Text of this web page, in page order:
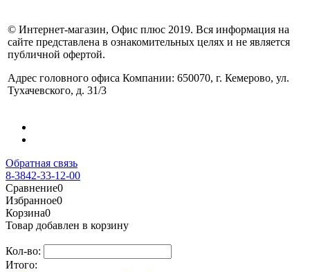
© Интернет-магазин, Офис плюс 2019. Вся информация на
сайте представлена в ознакомительных целях и не является
публичной офертой.
Адрес головного офиса Компании: 650070, г. Кемерово, ул.
Тухачевского, д. 31/3
Обратная связь
8-3842-33-12-00
Сравнение0
Избранное0
Корзина0
Товар добавлен в корзину
Кол-во:
Итого: